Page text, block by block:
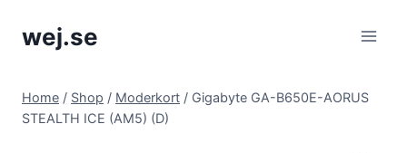
wej.se
Home / Shop / Moderkort / Gigabyte GA-B650E-AORUS
STEALTH ICE (AM5) (D)